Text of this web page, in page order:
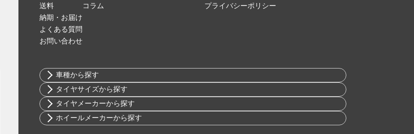
送料
納期・お届け
よくある質問
お問い合わせ
コラム
プライバシーポリシー
車種から探す
トヨタ
ニッサン
ホンダ
タイヤサイズから探す
10インチ
12インチ
タイヤメーカーから探す
ブリヂストン
ホイールメーカーから探す